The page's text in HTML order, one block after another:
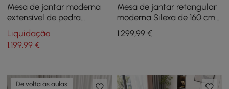
Mesa de jantar moderna
extensível de pedra
sinterizada de 71
polegadas, assentos
brancos, cinza, 4-6 pessoas
Liquidação
1.199,99 €
Mesa de jantar retangular
moderna Silexa de 160 cm
em pedra sinterizada
brilhante, 4 lugares
1.299,99€
De volta às aulas